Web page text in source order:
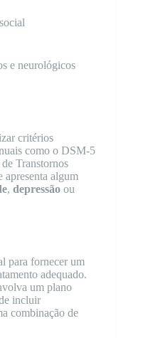
e neurológicos
critérios
como o DSM-5
Transtornos
apresenta algum
, depressão ou
para fornecer um
adequado.
um plano
incluir
combinação de